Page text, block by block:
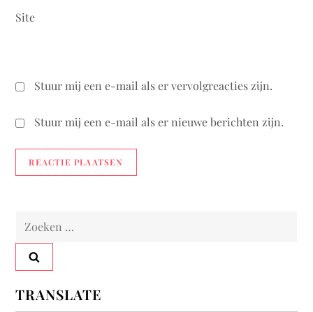
Site
Stuur mij een e-mail als er vervolgreacties zijn.
Stuur mij een e-mail als er nieuwe berichten zijn.
Zoeken
TRANSLATE